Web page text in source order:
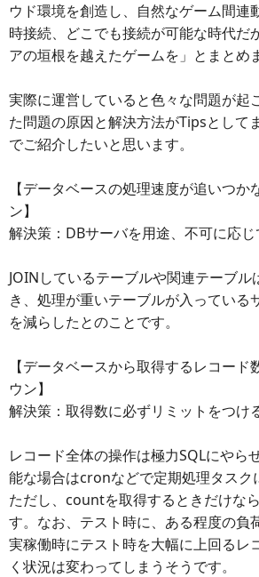
ウド環境を創造し、自然なゲーム間連
時接続、どこでも接続が可能な時代だ
アの垣根を越えたゲームを」とまとめ
実際に運営していると色々な問題が起
た問題の原因と解決方法がTipsとして
でご紹介したいと思います。
【データベースの処理速度が追いつか
ン】
解決策：DBサーバを用途、不可に応
JOINしているテーブルや関連テーブル
き、処理が重いテーブルが入っている
を減らしたとのことです。
【データベースから取得するレコー
ウン】
解決策：取得数に必ずリミットをつけ
レコード全体の操作は極力SQLにやら
能な場合はcronなどで定期処理タスク
ただし、countを取得するときだけな
す。なお、テスト時に、ある程度の負
実稼働時にテスト時を大幅に上回るレ
く状況は変わってしまうそうです。